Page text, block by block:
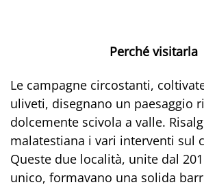
Perché visitarla
Le campagne circostanti,
uliveti, disegnano un paesaggio
dolcemente scivola a valle.
malatestiana i vari interventi sul
Queste due località, unite dal
unico, formavano una solida